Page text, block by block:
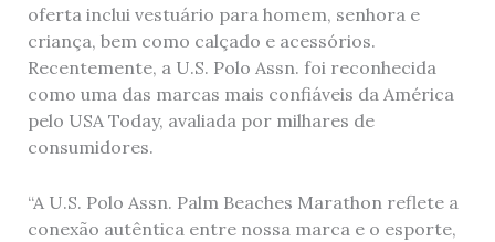
oferta inclui vestuário para homem, senhora e
criança, bem como calçado e acessórios.
Recentemente, a U.S. Polo Assn. foi reconhecida
como uma das marcas mais confiáveis ​​da América
pelo USA Today, avaliada por milhares de
consumidores.
“A U.S. Polo Assn. Palm Beaches Marathon reflete a
conexão autêntica entre nossa marca e o esporte,